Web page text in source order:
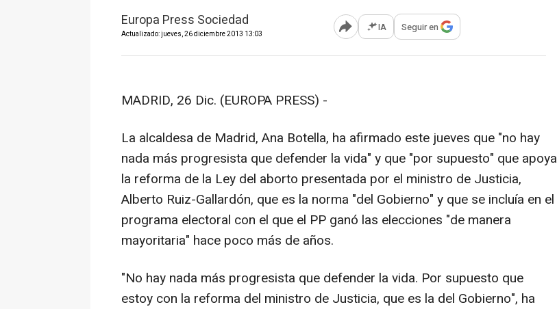
Europa Press Sociedad
Actualizado: jueves, 26 diciembre 2013 13:03 Abrir opciones para compartir
IA Seguir en
MADRID, 26 Dic. (EUROPA PRESS) -
La alcaldesa de Madrid, Ana Botella, ha afirmado este jueves que "no hay
nada más progresista que defender la vida" y que "por supuesto" que apoya
la reforma de la Ley del aborto presentada por el ministro de Justicia,
Alberto Ruiz-Gallardón, que es la norma "del Gobierno" y que se incluía en el
programa electoral con el que el PP ganó las elecciones "de manera
mayoritaria" hace poco más de años.
"No hay nada más progresista que defender la vida. Por supuesto que
estoy con la reforma del ministro de Justicia, que es la del Gobierno", ha